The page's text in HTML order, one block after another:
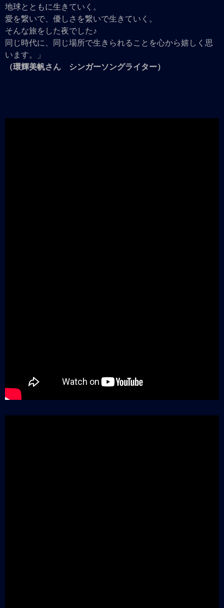
地球とともに生きていく。
愛を繋いで、優しさを繋いで生きていく。
そんな旅をした夜でした♪
同じ時代に、同じ場所で生きられることを心から嬉しく思
います。」
（環輝美帆さん シンガーソングライター）